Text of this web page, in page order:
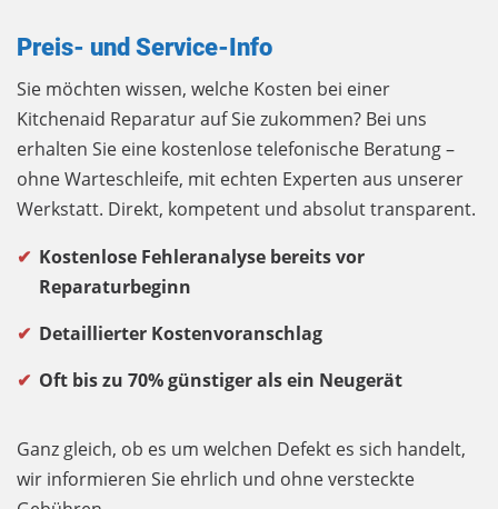
Preis- und Service-Info
Sie möchten wissen, welche Kosten bei einer
Kitchenaid Reparatur auf Sie zukommen? Bei uns
erhalten Sie eine kostenlose telefonische Beratung –
ohne Warteschleife, mit echten Experten aus unserer
Werkstatt. Direkt, kompetent und absolut transparent.
Kostenlose Fehleranalyse bereits vor
Reparaturbeginn
Detaillierter Kostenvoranschlag
Oft bis zu 70% günstiger als ein Neugerät
Ganz gleich, ob es um welchen Defekt es sich handelt,
wir informieren Sie ehrlich und ohne versteckte